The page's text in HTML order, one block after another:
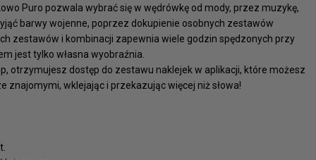
Puro pozwala wybrać się w wędrówkę od mody, przez muzykę,
barwy wojenne, poprzez dokupienie osobnych zestawów
zestawów i kombinacji zapewnia wiele godzin spędzonych przy
jest tylko własna wyobraźnia.
otrzymujesz dostęp do zestawu naklejek w aplikacji, które możesz
znajomymi, wklejając i przekazując więcej niż słowa!